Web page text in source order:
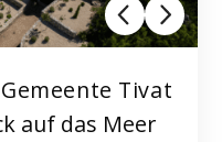
Gemeente Tivat
auf das Meer